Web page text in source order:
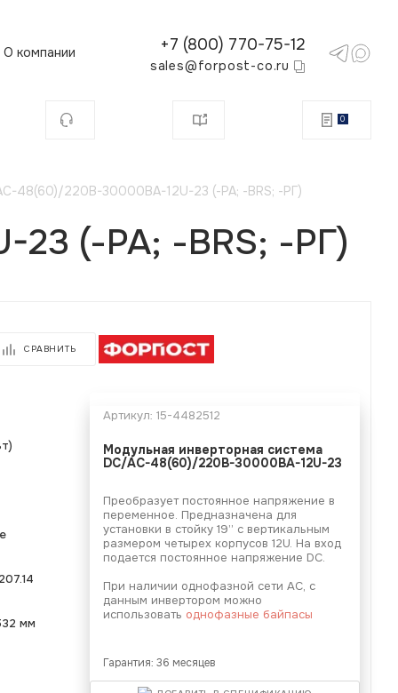
О компании +7 (800) 770-75-12
sales@forpost-co.ru
0
48(60)/220B-30000BA-12U-23 (-РА; -BRS; -РГ)
23 (-РА; -BRS; -РГ)
СРАВНИТЬ
мм
Артикул: 15-4482512
Модульная инверторная система
DC/AC-48(60)/220B-30000BA-12U-23
Преобразует постоянное напряжение в
переменное. Предназначена для
установки в стойку 19” с вертикальным
размером четырех корпусов 12U. На вход
подается постоянное напряжение DC.
При наличии однофазной сети АС, с
данным инвертором можно
использовать однофазные байпасы
Гарантия: 36 месяцев